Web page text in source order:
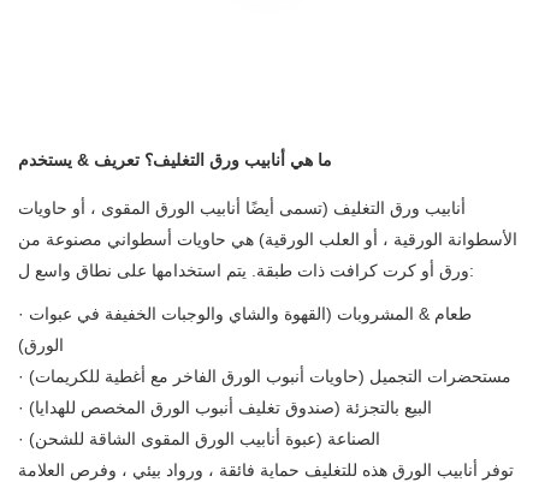
ما هي أنابيب ورق التغليف؟ تعريف & يستخدم
أنابيب ورق التغليف (تسمى أيضًا أنابيب الورق المقوى ، أو حاويات
الأسطوانة الورقية ، أو العلب الورقية) هي حاويات أسطواني مصنوعة من
ورق أو كرت كرافت ذات طبقة. يتم استخدامها على نطاق واسع ل:
· طعام & المشروبات (القهوة والشاي والوجبات الخفيفة في عبوات
الورق)
· مستحضرات التجميل (حاويات أنبوب الورق الفاخر مع أغطية للكريمات)
· البيع بالتجزئة (صندوق تغليف أنبوب الورق المخصص للهدايا)
· الصناعة (عبوة أنابيب الورق المقوى الشاقة للشحن)
توفر أنابيب الورق هذه للتغليف حماية فائقة ، ورواد بيئي ، وفرص العلامة